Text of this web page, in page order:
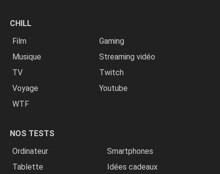
CHILL
Film
Gaming
Musique
Streaming vidéo
TV
Twitch
Voyage
Youtube
WTF
NOS TESTS
Ordinateur
Smartphones
Tablette
Idées cadeaux